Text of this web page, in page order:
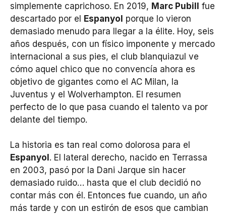
simplemente caprichoso. En 2019, Marc Pubill fue
descartado por el Espanyol porque lo vieron
demasiado menudo para llegar a la élite. Hoy, seis
años después, con un físico imponente y mercado
internacional a sus pies, el club blanquiazul ve
cómo aquel chico que no convencía ahora es
objetivo de gigantes como el AC Milan, la
Juventus y el Wolverhampton. El resumen
perfecto de lo que pasa cuando el talento va por
delante del tiempo.
La historia es tan real como dolorosa para el
Espanyol . El lateral derecho, nacido en Terrassa
en 2003, pasó por la Dani Jarque sin hacer
demasiado ruido… hasta que el club decidió no
contar más con él. Entonces fue cuando, un año
más tarde y con un estirón de esos que cambian